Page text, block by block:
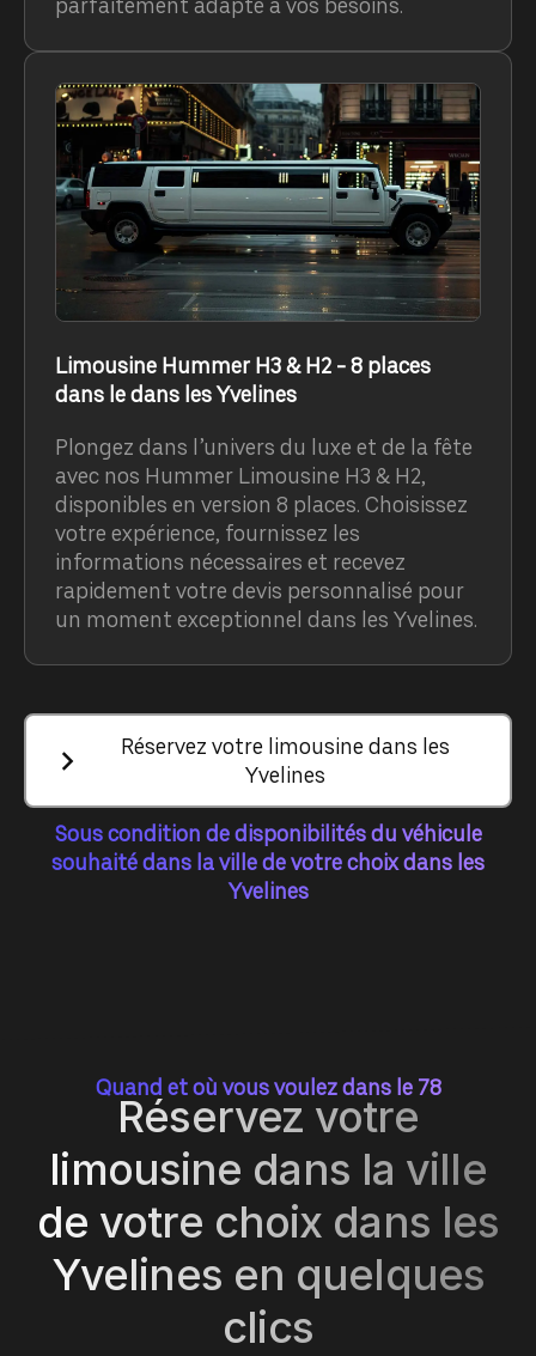
parfaitement adapté à vos besoins.
Limousine Hummer H3 & H2 - 8 places
dans le dans les Yvelines
Plongez dans l’univers du luxe et de la fête
avec nos Hummer Limousine H3 & H2,
disponibles en version 8 places. Choisissez
votre expérience, fournissez les
informations nécessaires et recevez
rapidement votre devis personnalisé pour
un moment exceptionnel dans les Yvelines.
Réservez votre limousine dans les
Yvelines
Sous condition de disponibilités du véhicule
souhaité dans la ville de votre choix dans les
Yvelines
Quand et où vous voulez dans le 78
Réservez votre
limousine dans la ville
de votre choix dans les
Yvelines en quelques
clics